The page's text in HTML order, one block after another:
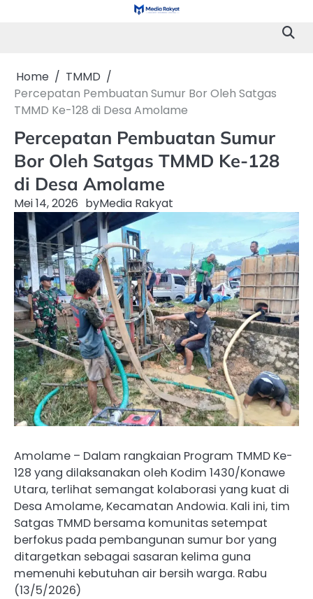
Home
TMMD
Percepatan Pembuatan Sumur Bor Oleh Satgas
TMMD Ke-128 di Desa Amolame
Percepatan Pembuatan Sumur
Bor Oleh Satgas TMMD Ke-128
di Desa Amolame
Mei 14, 2026 byMedia Rakyat
Amolame – Dalam rangkaian Program TMMD Ke-
128 yang dilaksanakan oleh Kodim 1430/Konawe
Utara, terlihat semangat kolaborasi yang kuat di
Desa Amolame, Kecamatan Andowia. Kali ini, tim
Satgas TMMD bersama komunitas setempat
berfokus pada pembangunan sumur bor yang
ditargetkan sebagai sasaran kelima guna
memenuhi kebutuhan air bersih warga. Rabu
(13/5/2026)